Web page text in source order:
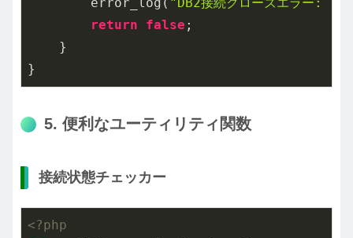
return
false ;
    }
}
5. 便利なユーティリティ関数
接続状態チェッカー
<?php